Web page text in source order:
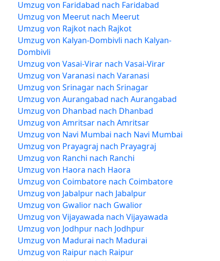
Umzug von Faridabad nach Faridabad
Umzug von Meerut nach Meerut
Umzug von Rajkot nach Rajkot
Umzug von Kalyan-Dombivli nach Kalyan-
Dombivli
Umzug von Vasai-Virar nach Vasai-Virar
Umzug von Varanasi nach Varanasi
Umzug von Srinagar nach Srinagar
Umzug von Aurangabad nach Aurangabad
Umzug von Dhanbad nach Dhanbad
Umzug von Amritsar nach Amritsar
Umzug von Navi Mumbai nach Navi Mumbai
Umzug von Prayagraj nach Prayagraj
Umzug von Ranchi nach Ranchi
Umzug von Haora nach Haora
Umzug von Coimbatore nach Coimbatore
Umzug von Jabalpur nach Jabalpur
Umzug von Gwalior nach Gwalior
Umzug von Vijayawada nach Vijayawada
Umzug von Jodhpur nach Jodhpur
Umzug von Madurai nach Madurai
Umzug von Raipur nach Raipur